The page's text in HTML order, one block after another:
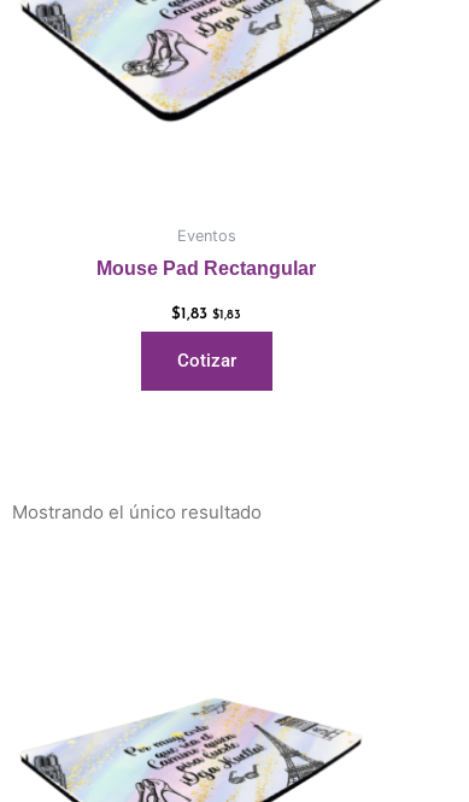
Eventos
Mouse Pad Rectangular
$1,83 $1,83
Cotizar
Mostrando el único resultado